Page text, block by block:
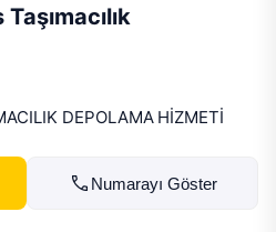
DEPOLAMA HİZMETİ
Numarayı Göster